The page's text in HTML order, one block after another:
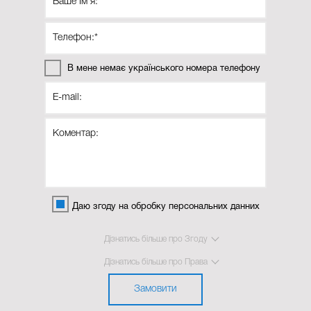
Автомотів та отримати консультацію сертифікованого
найкращі умови кредитування або лізингу за потреби, а
також ви зможете записатися на тест-драйв, щоб відчути
майбутню покупку на практиці.
Найкращі кредитні умови для купівлі нового форд
транзит кастом.
Сертифікований сервісний центр.
В мене немає українського номера телефону
Даю згоду на обробку персональних данних
Дізнатись більше про Згоду
Дізнатись більше про Права
Замовити